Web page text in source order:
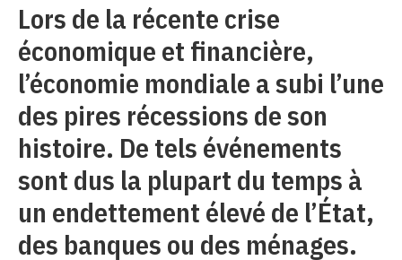
Lors de la récente crise
économique et financière,
l’économie mondiale a subi l’une
des pires récessions de son
histoire. De tels événements
sont dus la plupart du temps à
un endettement élevé de l’État,
des banques ou des ménages.